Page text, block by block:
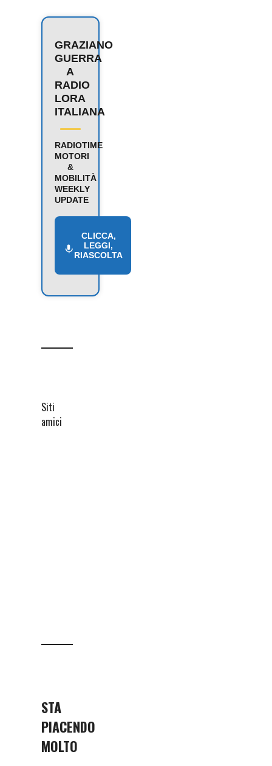
GRAZIANO
GUERRA
A
RADIO
LORA
ITALIANA
RADIOTIME
MOTORI
&
MOBILITÀ
WEEKLY
UPDATE
CLICCA,
LEGGI,
RIASCOLTA
Siti
amici
STA
PIACENDO
MOLTO